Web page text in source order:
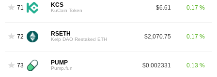
71 KCS
KuCoin Token $6.61 0.17 %
72 RSETH
Kelp DAO Restaked ETH $2,070.75 0.17 %
73 PUMP
Pump.fun $0.002331 0.13 %